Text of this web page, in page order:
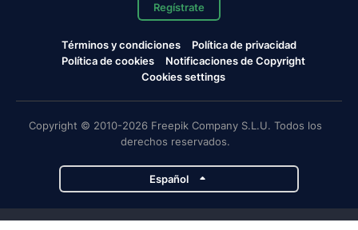
Regístrate
Términos y condiciones
Política de privacidad
Política de cookies
Notificaciones de Copyright
Cookies settings
Copyright © 2010-2026 Freepik Company S.L.U. Todos los
derechos reservados.
Español